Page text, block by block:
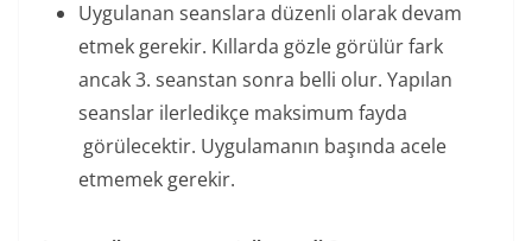
Uygulanan seanslara düzenli olarak devam
etmek gerekir. Kıllarda gözle görülür fark
ancak 3. seanstan sonra belli olur. Yapılan
seanslar ilerledikçe maksimum fayda
görülecektir. Uygulamanın başında acele
etmemek gerekir.